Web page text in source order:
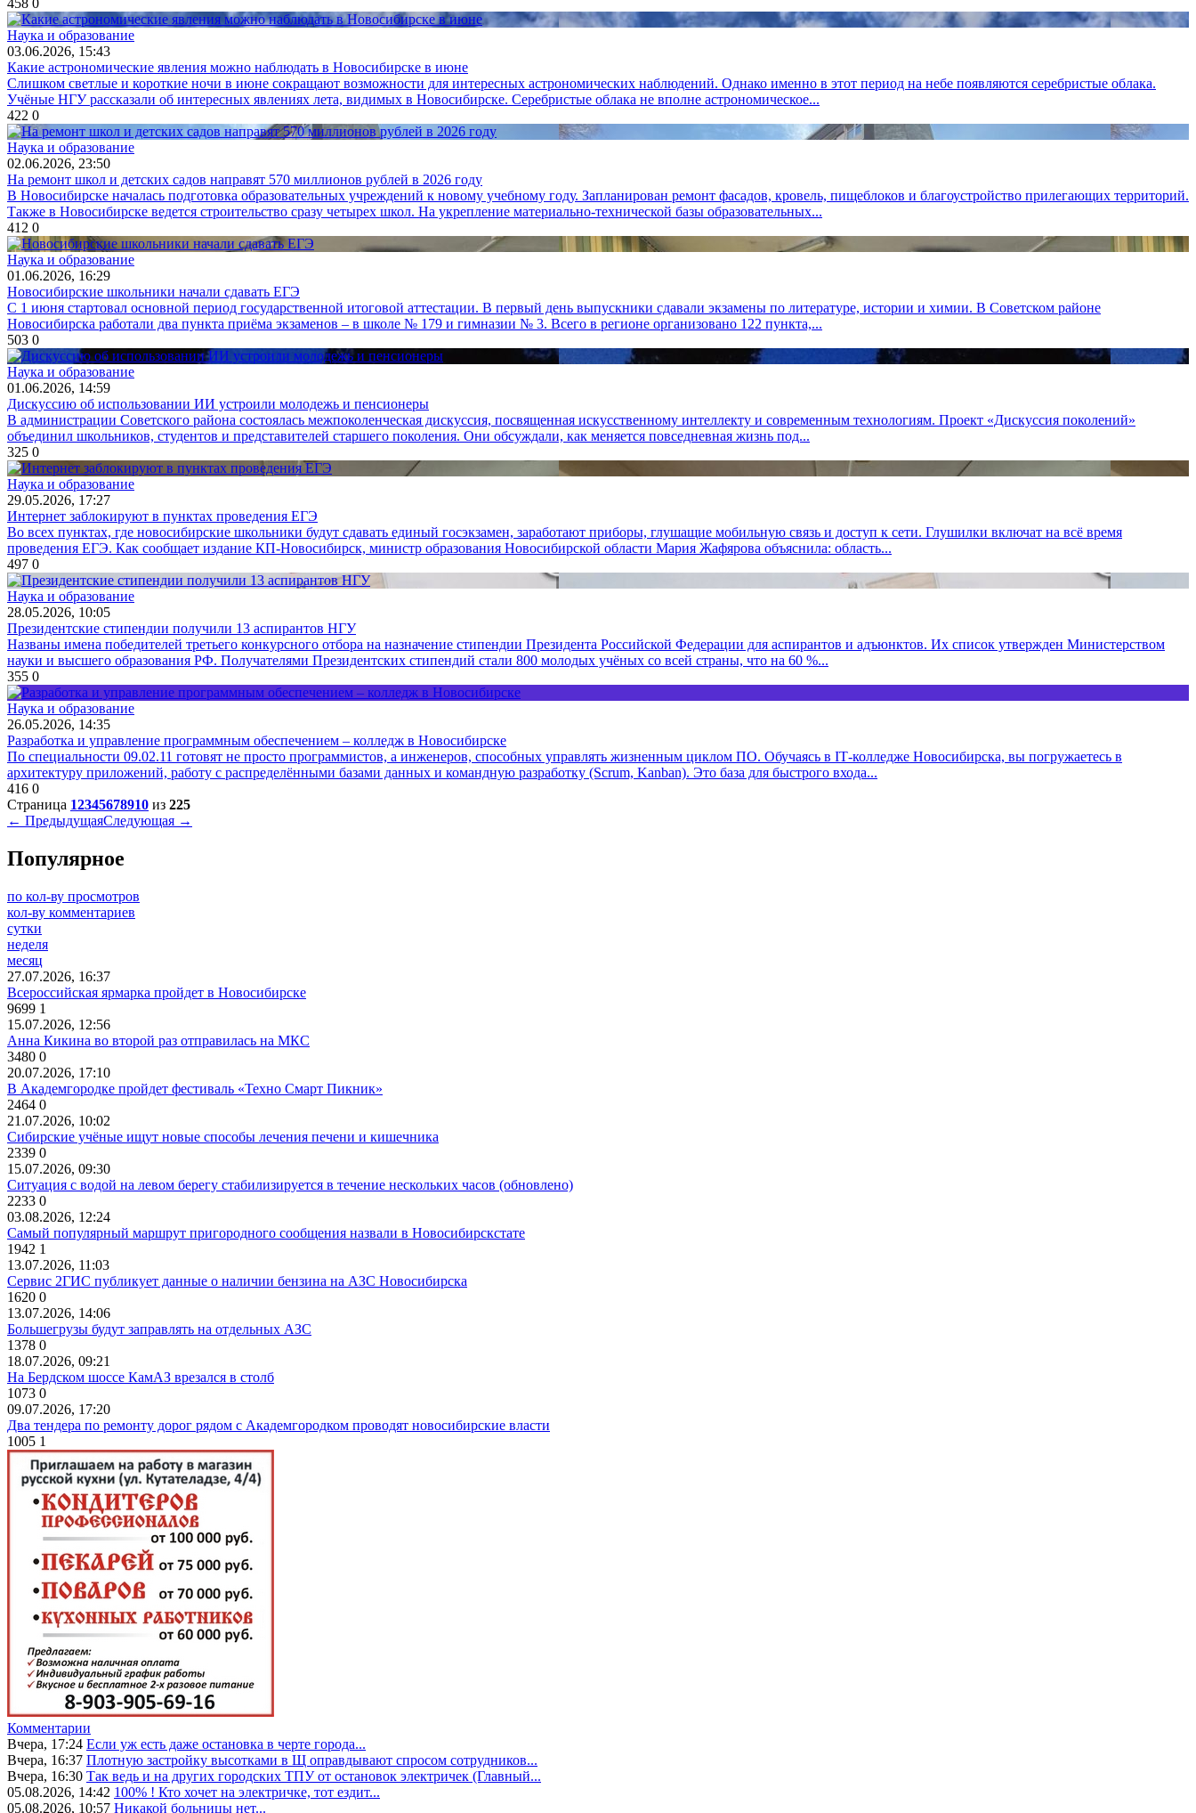
458 0
Наука и образование
03.06.2026, 15:43
Какие астрономические явления можно наблюдать в Новосибирске в июне
Слишком светлые и короткие ночи в июне сокращают возможности для интересных астрономических наблюдений. Однако именно в этот период на небе появляются серебристые облака.
Учёные НГУ рассказали об интересных явлениях лета, видимых в Новосибирске. Серебристые облака не вполне астрономическое...
422 0
Наука и образование
02.06.2026, 23:50
На ремонт школ и детских садов направят 570 миллионов рублей в 2026 году
В Новосибирске началась подготовка образовательных учреждений к новому учебному году. Запланирован ремонт фасадов, кровель, пищеблоков и благоустройство прилегающих территорий.
Также в Новосибирске ведется строительство сразу четырех школ. На укрепление материально-технической базы образовательных...
412 0
Наука и образование
01.06.2026, 16:29
Новосибирские школьники начали сдавать ЕГЭ
С 1 июня стартовал основной период государственной итоговой аттестации. В первый день выпускники сдавали экзамены по литературе, истории и химии. В Советском районе
Новосибирска работали два пункта приёма экзаменов – в школе № 179 и гимназии № 3. Всего в регионе организовано 122 пункта,...
503 0
Наука и образование
01.06.2026, 14:59
Дискуссию об использовании ИИ устроили молодежь и пенсионеры
В администрации Советского района состоялась межпоколенческая дискуссия, посвященная искусственному интеллекту и современным технологиям. Проект «Дискуссия поколений»
объединил школьников, студентов и представителей старшего поколения. Они обсуждали, как меняется повседневная жизнь под...
325 0
Наука и образование
29.05.2026, 17:27
Интернет заблокируют в пунктах проведения ЕГЭ
Во всех пунктах, где новосибирские школьники будут сдавать единый госэкзамен, заработают приборы, глушащие мобильную связь и доступ к сети. Глушилки включат на всё время
проведения ЕГЭ. Как сообщает издание КП-Новосибирск, министр образования Новосибирской области Мария Жафярова объяснила: область...
497 0
Наука и образование
28.05.2026, 10:05
Президентские стипендии получили 13 аспирантов НГУ
Названы имена победителей третьего конкурсного отбора на назначение стипендии Президента Российской Федерации для аспирантов и адъюнктов. Их список утвержден Министерством
науки и высшего образования РФ. Получателями Президентских стипендий стали 800 молодых учёных со всей страны, что на 60 %...
355 0
Наука и образование
26.05.2026, 14:35
Разработка и управление программным обеспечением – колледж в Новосибирске
По специальности 09.02.11 готовят не просто программистов, а инженеров, способных управлять жизненным циклом ПО. Обучаясь в IT‑колледже Новосибирска, вы погружаетесь в
архитектуру приложений, работу с распределёнными базами данных и командную разработку (Scrum, Kanban). Это база для быстрого входа...
416 0
Страница 12345678910 из 225
← ПредыдущаяСледующая →
Популярное
по кол-ву просмотров
кол-ву комментариев
сутки
неделя
месяц
27.07.2026, 16:37
Всероссийская ярмарка пройдет в Новосибирске
9699 1
15.07.2026, 12:56
Анна Кикина во второй раз отправилась на МКС
3480 0
20.07.2026, 17:10
В Академгородке пройдет фестиваль «Техно Смарт Пикник»
2464 0
21.07.2026, 10:02
Сибирские учёные ищут новые способы лечения печени и кишечника
2339 0
15.07.2026, 09:30
Ситуация с водой на левом берегу стабилизируется в течение нескольких часов (обновлено)
2233 0
03.08.2026, 12:24
Самый популярный маршрут пригородного сообщения назвали в Новосибирскстате
1942 1
13.07.2026, 11:03
Сервис 2ГИС публикует данные о наличии бензина на АЗС Новосибирска
1620 0
13.07.2026, 14:06
Большегрузы будут заправлять на отдельных АЗС
1378 0
18.07.2026, 09:21
На Бердском шоссе КамАЗ врезался в столб
1073 0
09.07.2026, 17:20
Два тендера по ремонту дорог рядом с Академгородком проводят новосибирские власти
1005 1
Комментарии
Вчера, 17:24 Если уж есть даже остановка в черте города...
Вчера, 16:37 Плотную застройку высотками в Щ оправдывают спросом сотрудников...
Вчера, 16:30 Так ведь и на других городских ТПУ от остановок электричек (Главный...
05.08.2026, 14:42 100% ! Кто хочет на электричке, тот ездит...
05.08.2026, 10:57 Никакой больницы нет...